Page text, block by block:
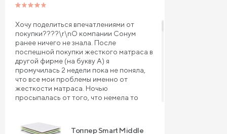
Хочу поделиться впечатлениями от
покупки????\r\nО компании Сонум
ранее ничего не знала. После
поспешной покупки жесткого матраса в
другой фирме (на букву А) я
промучилась 2 недели пока не поняла,
что все мои проблемы именно от
жесткости матраса. Ночью
просыпалась от того, что немела то
а всю ночь огород вспахивала. Фирма
Топпер Smart Middle